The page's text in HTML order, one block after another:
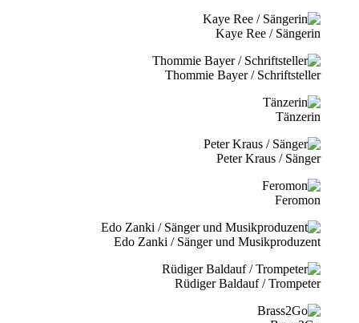
Kaye Ree / Sängerin
Thommie Bayer / Schriftsteller
Tänzerin
Peter Kraus / Sänger
Feromon
Edo Zanki / Sänger und Musikproduzent
Rüdiger Baldauf / Trompeter